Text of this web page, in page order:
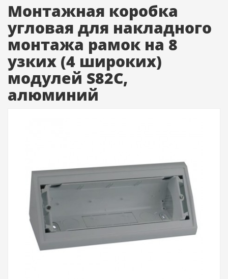
Монтажная коробка
угловая для накладного
монтажа рамок на 8
узких (4 широких)
модулей S82C,
алюминий